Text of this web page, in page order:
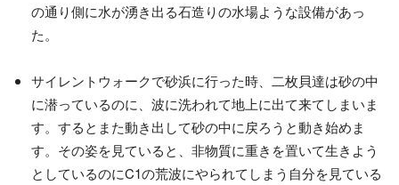
の通り側に水が湧き出る石造りの水場ような設備があっ
た。
サイレントウォークで砂浜に行った時、二枚貝達は砂の中
に潜っているのに、波に洗われて地上に出て来てしまいま
す。するとまた動き出して砂の中に戻ろうと動き始めま
す。その姿を見ていると、非物質に重きを置いて生きよう
としているのにC1の荒波にやられてしまう自分を見ている